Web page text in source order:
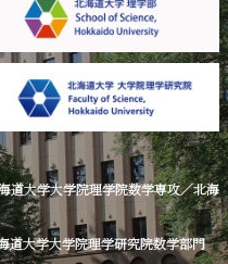
道大学大学院理学院数学専攻／北海
大学大学院理学研究院数学部門